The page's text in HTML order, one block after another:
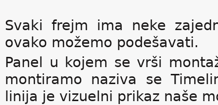
Svaki frejm ima neke
ovako možemo podešavati.
Panel u kojem se vrši
montiramo naziva se
linija je vizuelni prikaz naše